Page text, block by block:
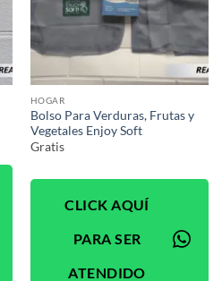
HOGAR
Bolso Para Verduras, Frutas y
Vegetales Enjoy Soft
Gratis
CLICK AQUÍ
PARA SER
ATENDIDO